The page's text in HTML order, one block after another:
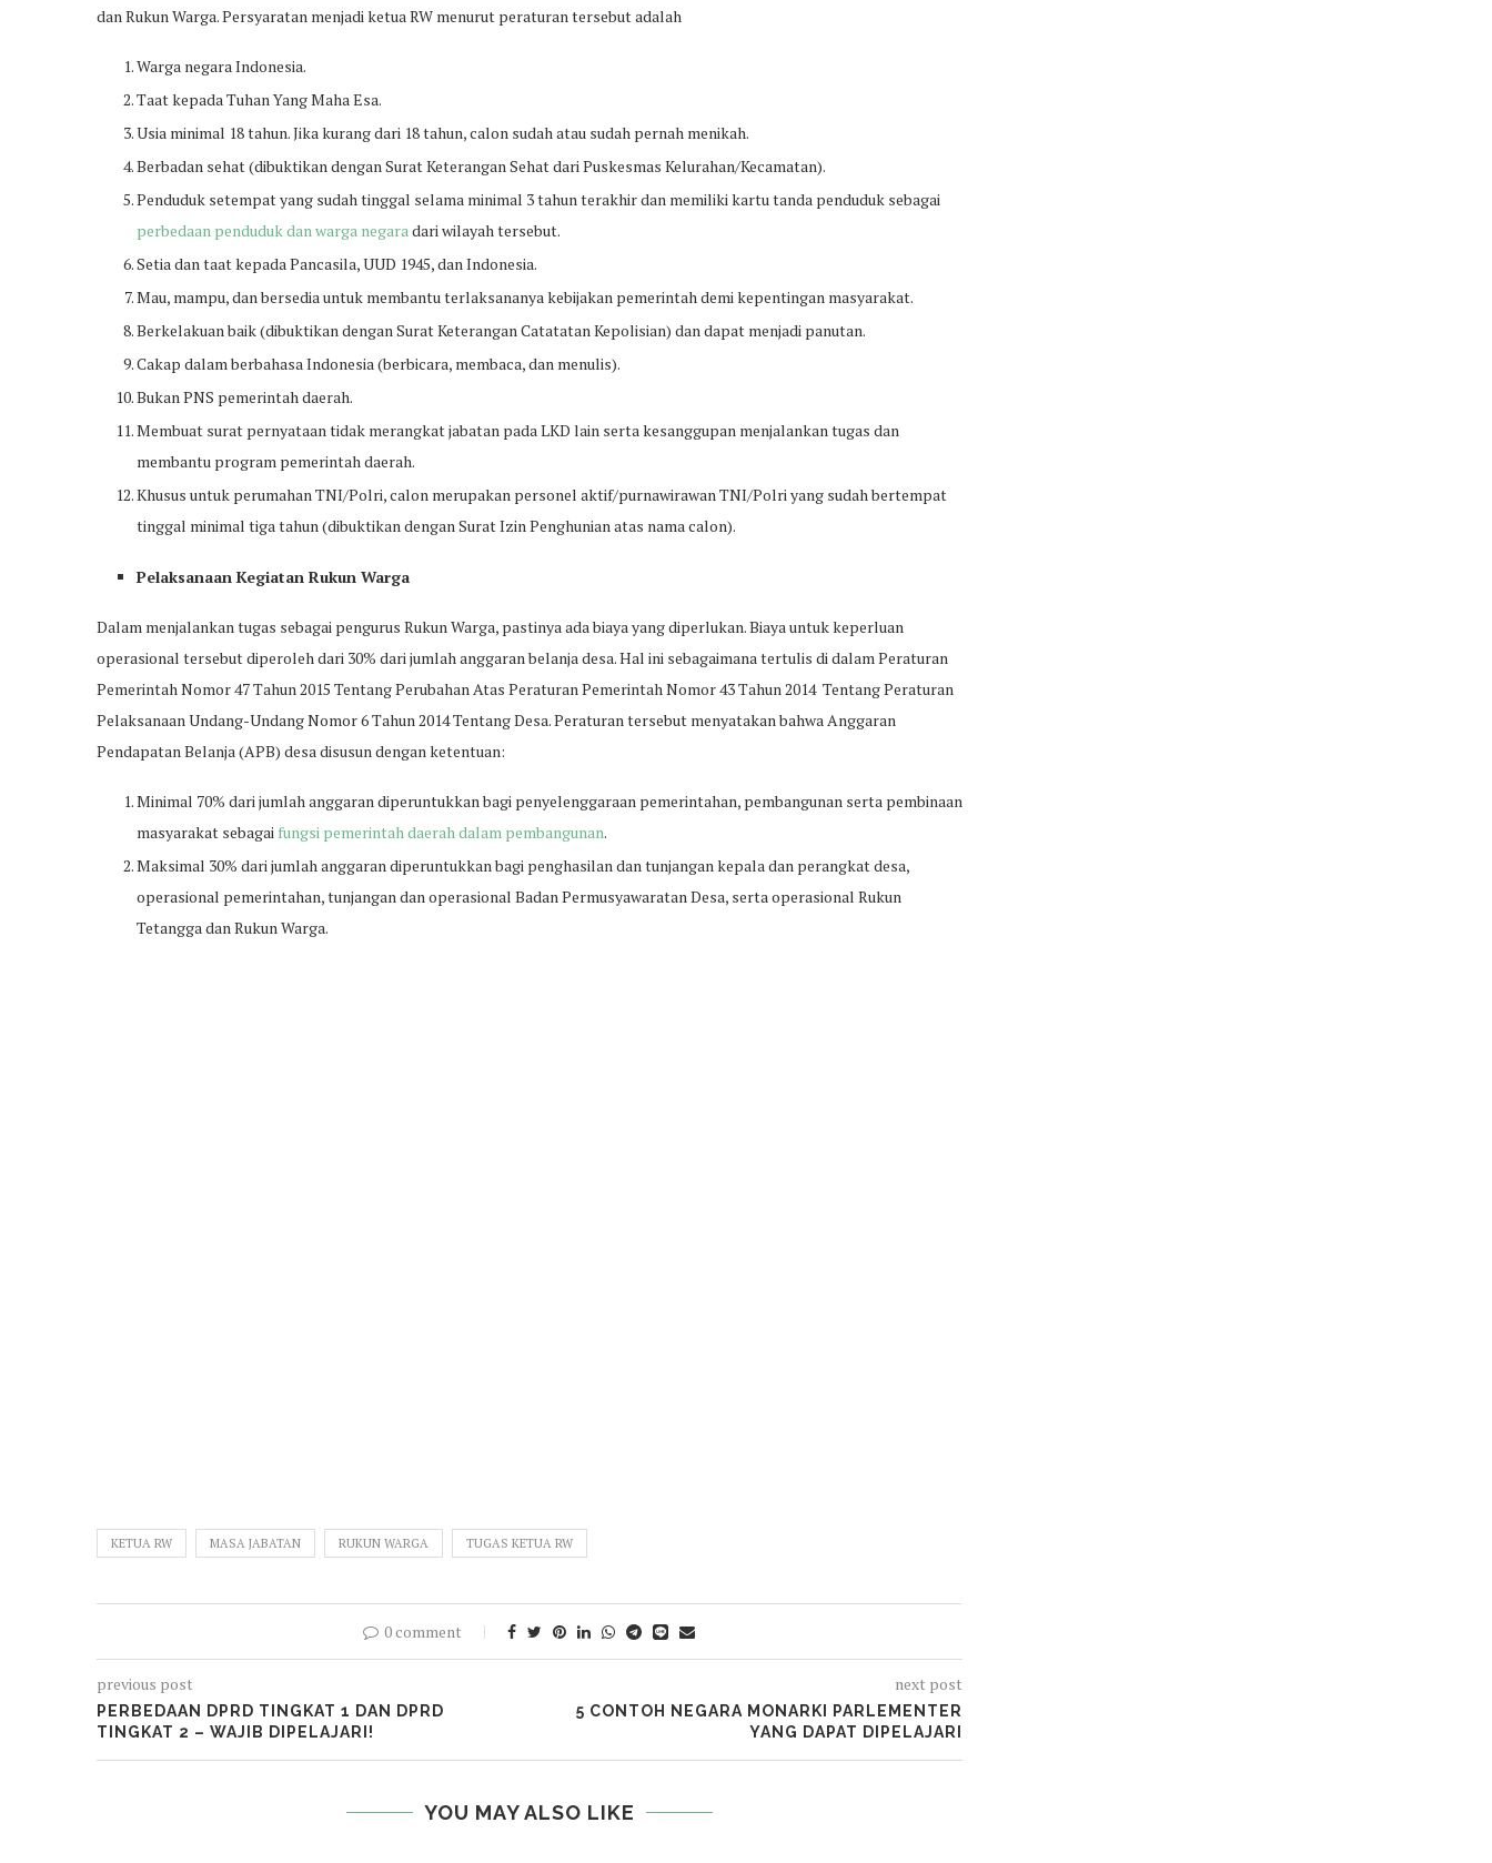
dan Rukun Warga. Persyaratan menjadi ketua RW menurut peraturan tersebut adalah
Warga negara Indonesia.
Taat kepada Tuhan Yang Maha Esa.
Usia minimal 18 tahun. Jika kurang dari 18 tahun, calon sudah atau sudah pernah menikah.
Berbadan sehat (dibuktikan dengan Surat Keterangan Sehat dari Puskesmas Kelurahan/Kecamatan).
Penduduk setempat yang sudah tinggal selama minimal 3 tahun terakhir dan memiliki kartu tanda penduduk sebagai
perbedaan penduduk dan warga negaradari wilayah tersebut.
Setia dan taat kepada Pancasila, UUD 1945, dan Indonesia.
Mau, mampu, dan bersedia untuk membantu terlaksananya kebijakan pemerintah demi kepentingan masyarakat.
Berkelakuan baik (dibuktikan dengan Surat Keterangan Catatatan Kepolisian) dan dapat menjadi panutan.
Cakap dalam berbahasa Indonesia (berbicara, membaca, dan menulis).
Bukan PNS pemerintah daerah.
Membuat surat pernyataan tidak merangkat jabatan pada LKD lain serta kesanggupan menjalankan tugas dan
membantu program pemerintah daerah.
Khusus untuk perumahan TNI/Polri, calon merupakan personel aktif/purnawirawan TNI/Polri yang sudah bertempat
tinggal minimal tiga tahun (dibuktikan dengan Surat Izin Penghunian atas nama calon).
Pelaksanaan Kegiatan Rukun Warga
Dalam menjalankan tugas sebagai pengurus Rukun Warga, pastinya ada biaya yang diperlukan. Biaya untuk keperluan
operasional tersebut diperoleh dari 30% dari jumlah anggaran belanja desa. Hal ini sebagaimana tertulis di dalam Peraturan
Pemerintah Nomor 47 Tahun 2015 Tentang Perubahan Atas Peraturan Pemerintah Nomor 43 Tahun 2014 Tentang Peraturan
Pelaksanaan Undang-Undang Nomor 6 Tahun 2014 Tentang Desa. Peraturan tersebut menyatakan bahwa Anggaran
Pendapatan Belanja (APB) desa disusun dengan ketentuan:
Minimal 70% dari jumlah anggaran diperuntukkan bagi penyelenggaraan pemerintahan, pembangunan serta pembinaan
masyarakat sebagai fungsi pemerintah daerah dalam pembangunan.
Maksimal 30% dari jumlah anggaran diperuntukkan bagi penghasilan dan tunjangan kepala dan perangkat desa,
operasional pemerintahan, tunjangan dan operasional Badan Permusyawaratan Desa, serta operasional Rukun
Tetangga dan Rukun Warga.
KETUA RW MASA JABATAN RUKUN WARGA TUGAS KETUA RW
0 comment
previous post
PERBEDAAN DPRD TINGKAT 1 DAN DPRD
TINGKAT 2 – WAJIB DIPELAJARI!
next post
5 CONTOH NEGARA MONARKI PARLEMENTER
YANG DAPAT DIPELAJARI
YOU MAY ALSO LIKE